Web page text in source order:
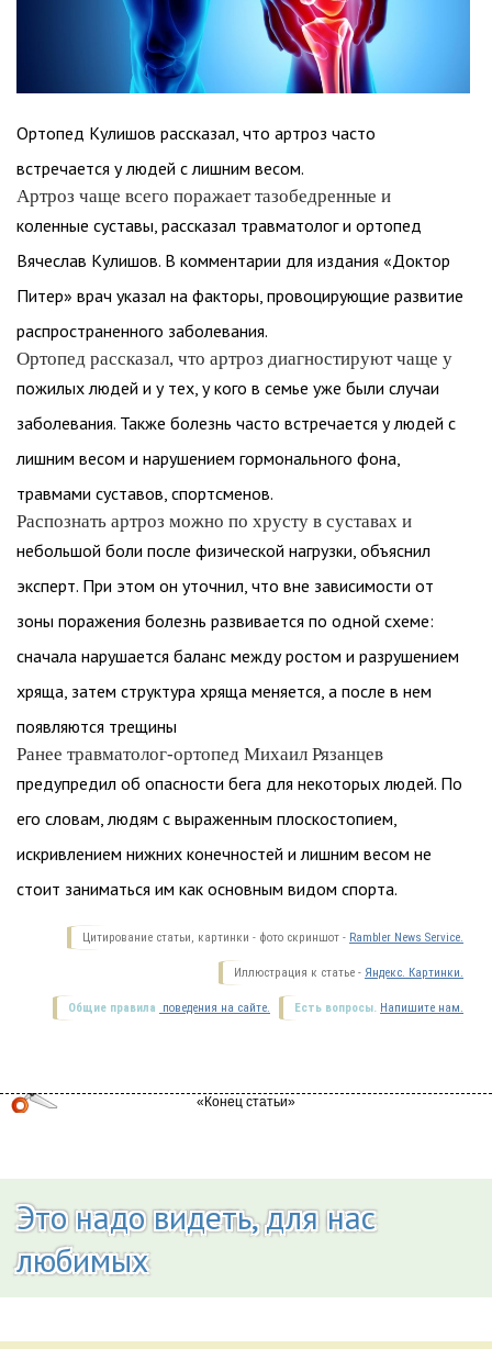
Ортопед Кулишов рассказал, что артроз часто
встречается у людей с лишним весом.
Артроз чаще всего поражает тазобедренные и
коленные суставы, рассказал травматолог и ортопед
Вячеслав Кулишов. В комментарии для издания «Доктор
Питер» врач указал на факторы, провоцирующие развитие
распространенного заболевания.
Ортопед рассказал, что артроз диагностируют чаще у
пожилых людей и у тех, у кого в семье уже были случаи
заболевания. Также болезнь часто встречается у людей с
лишним весом и нарушением гормонального фона,
травмами суставов, спортсменов.
Распознать артроз можно по хрусту в суставах и
небольшой боли после физической нагрузки, объяснил
эксперт. При этом он уточнил, что вне зависимости от
зоны поражения болезнь развивается по одной схеме:
сначала нарушается баланс между ростом и разрушением
хряща, затем структура хряща меняется, а после в нем
появляются трещины
Ранее травматолог-ортопед Михаил Рязанцев
предупредил об опасности бега для некоторых людей. По
его словам, людям с выраженным плоскостопием,
искривлением нижних конечностей и лишним весом не
стоит заниматься им как основным видом спорта.
Цитирование статьи, картинки - фото скриншот - Rambler News Service.
Иллюстрация к статье - Яндекс. Картинки.
Есть вопросы. Напишите нам.
Общие правила поведения на сайте.
Это надо видеть, для нас
любимых